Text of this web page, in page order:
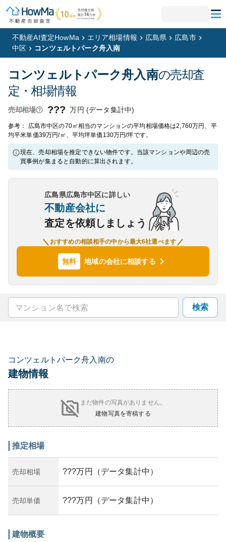
不動産AI査定HowMa エリア相場情報 広島県
広島市
中区
コンツェルトパーク舟入南
コンツェルトパーク舟入南の売却査
定・相場情報
売却相場 ??? 万円 (データ集計中)
参考： 広島市中区の70㎡相当のマンションの平均相場価格は2,760万円、平
均平米単価39万円/㎡、平均坪単価130万円/坪です。
現在、売却相場を推定できない物件です。当該マンションや周辺の売
買事例が集まると自動的に算出されます。
広島県広島市中区に詳しい
不動産会社に
査定を依頼しましょう
おすすめの相談相手の中から最大6社選べます
無料 地域の会社に相談する
検索
コンツェルトパーク舟入南の
建物情報
まだ物件の写真がありません。
建物写真を寄稿する
推定相場
売却相場 ???万円（データ集計中）
売却単価 ???万円（データ集計中）
建物概要